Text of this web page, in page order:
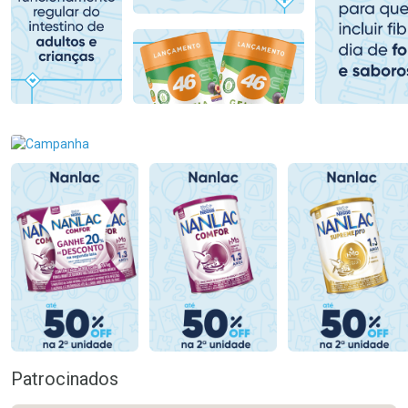
Comprar sem Desconto
Por R$ 80,99/cada
Comprar sem Desconto
Por R$ 80,99/cada
Comprar sem Desconto
Por R$ 71,99/cada
Comprar sem Desconto
Por R$ 71,99/cada
Patrocinados